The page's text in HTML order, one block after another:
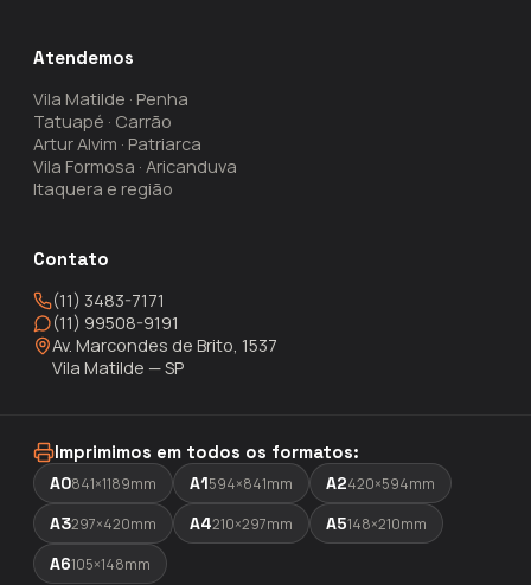
Atendemos
Vila Matilde · Penha
Tatuapé · Carrão
Artur Alvim · Patriarca
Vila Formosa · Aricanduva
Itaquera e região
Contato
(11) 3483-7171
(11) 99508-9191
Av. Marcondes de Brito, 1537
Vila Matilde — SP
Imprimimos em todos os formatos:
A0841×1189mm A1594×841mm A2420×594mm
A3297×420mm A4210×297mm A5148×210mm
A6105×148mm